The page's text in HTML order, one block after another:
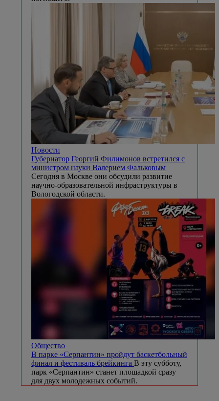
Новости
Губернатор Георгий Филимонов встретился с
министром науки Валерием Фальковым
Сегодня в Москве они обсудили развитие
научно-образовательной инфраструктуры в
Вологодской области.
Общество
В парке «Серпантин» пройдут баскетбольный
финал и фестиваль брейкинга В эту субботу,
парк «Серпантин» станет площадкой сразу
для двух молодежных событий.